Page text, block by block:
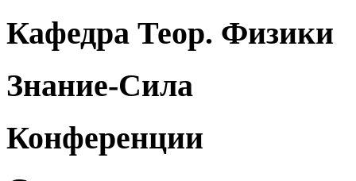
Кафедра Теор. Физики
Знание-Сила
Конференции